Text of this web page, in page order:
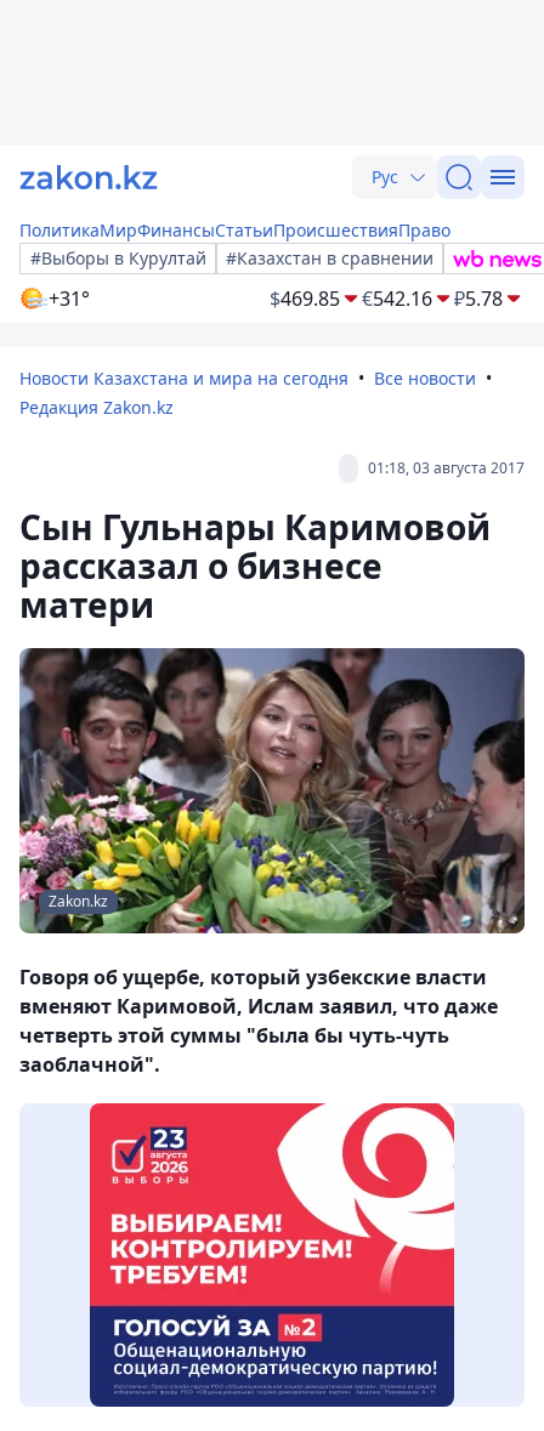
Рус
ПолитикаМирФинансыСтатьиПроисшествияПраво
#Выборы в Курултай
#Казахстан в сравнении
+31° $469.85 €542.16 ₽5.78
Новости Казахстана и мира на сегодня
Все новости
Редакция Zakon.kz
01:18, 03 августа 2017
Сын Гульнары Каримовой
рассказал о бизнесе
матери
Zakon.kz
Говоря об ущербе, который узбекские власти
вменяют Каримовой, Ислам заявил, что даже
четверть этой суммы "была бы чуть-чуть
заоблачной".